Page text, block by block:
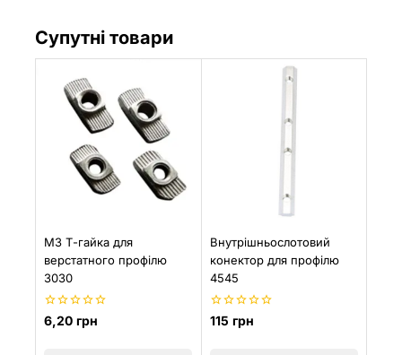
Супутні товари
М3 Т-гайка для
верстатного профілю
3030
0
з
6,20 грн
Внутрішньослотовий
конектор для профілю
4545
0
115 грн